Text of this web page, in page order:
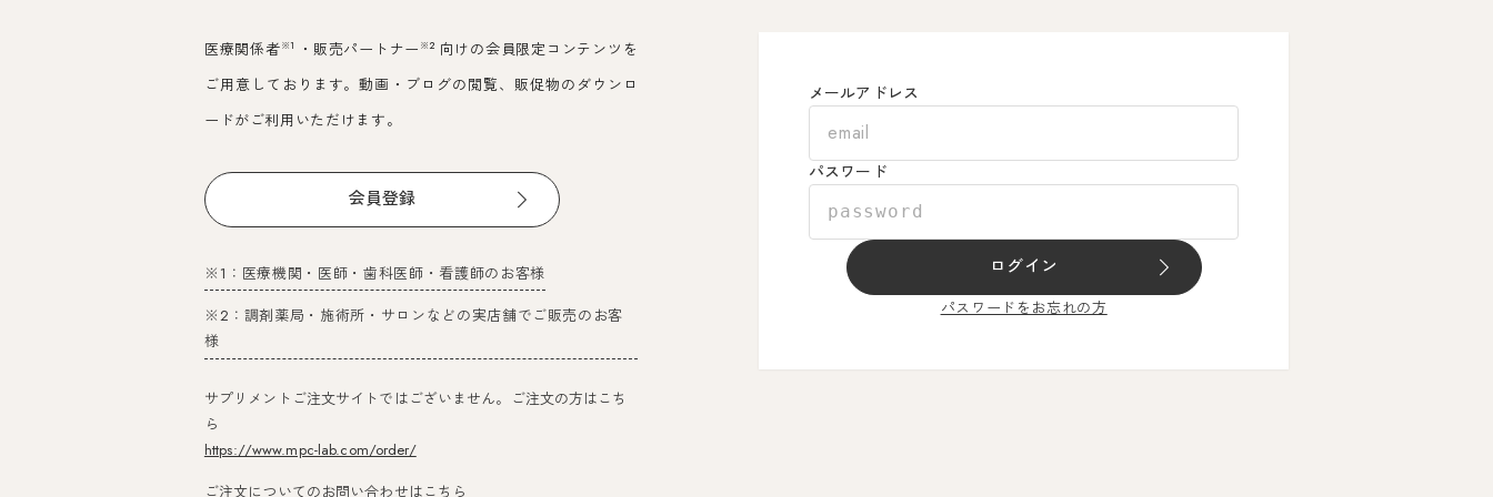
医療関係者※1 ・販売パートナー ※2 向けの会員限定コンテンツを
ご用意しております。動画・ブログの閲覧、販促物のダウンロ
ードがご利用いただけます。
会員登録
※1：医療機関・医師・歯科医師・看護師のお客様
※2：調剤薬局・施術所・サロンなどの実店舗でご販売のお客
様
サプリメントご注文サイトではございません。ご注文の方はこち
ら
https://www.mpc-lab.com/order/
ご注文についてのお問い合わせはこちら
メールアドレス
パスワード
ログイン
パスワードをお忘れの方